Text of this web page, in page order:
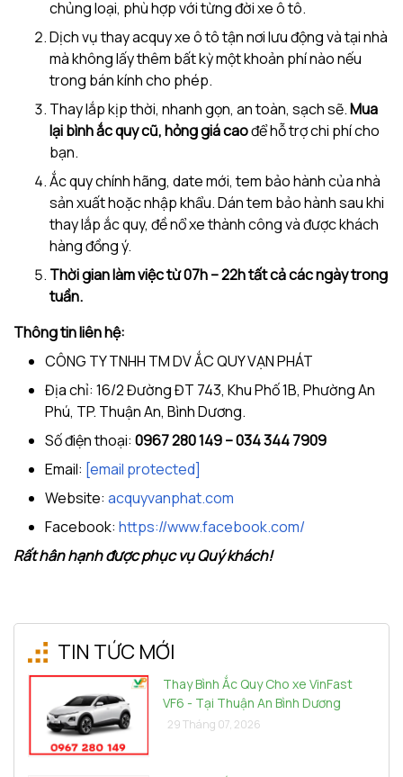
chủng loại, phù hợp với từng đời xe ô tô.
Dịch vụ thay acquy xe ô tô tận nơi lưu động và tại nhà
mà không lấy thêm bất kỳ một khoản phí nào nếu
trong bán kính cho phép.
Thay lắp kịp thời, nhanh gọn, an toàn, sạch sẽ.Mua
lại bình ắc quy cũ, hỏng giá caođể hỗ trợ chi phí cho
bạn.
Ắc quy chính hãng, date mới, tem bảo hành của nhà
sản xuất hoặc nhập khẩu. Dán tem bảo hành sau khi
thay lắp ắc quy, đề nổ xe thành công và được khách
hàng đồng ý.
Thời gian làm việc từ 07h – 22h tất cả các ngày trong
tuần.
Thông tin liên hệ:
CÔNG TY TNHH TM DV ẮC QUY VẠN PHÁT
Địa chỉ: 16/2 Đường ĐT 743, Khu Phố 1B, Phường An
Phú, TP. Thuận An, Bình Dương.
Số điện thoại: 0967 280 149 – 034 344 7909
Email: [email protected]
Website: acquyvanphat.com
Facebook: https://www.facebook.com/
Rất hân hạnh được phục vụ Quý khách!
TIN TỨC MỚI
Thay Bình Ắc Quy Cho xe VinFast
VF6 - Tại Thuận An Bình Dương
29 Tháng 07, 2026